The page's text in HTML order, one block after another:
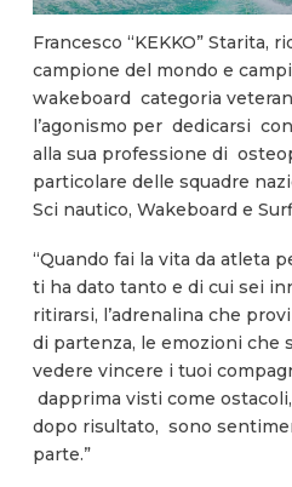
Francesco “KEKKO” Starita,
campione del mondo e
wakeboard categoria
l’agonismo per dedicarsi
alla sua professione di
particolare delle squadre
Sci nautico, Wakeboard e
“Quando fai la vita da atleta
ti ha dato tanto e di cui sei
ritirarsi, l’adrenalina che
di partenza, le emozioni che
vedere vincere i tuoi
dapprima visti come
dopo risultato, sono
parte.”